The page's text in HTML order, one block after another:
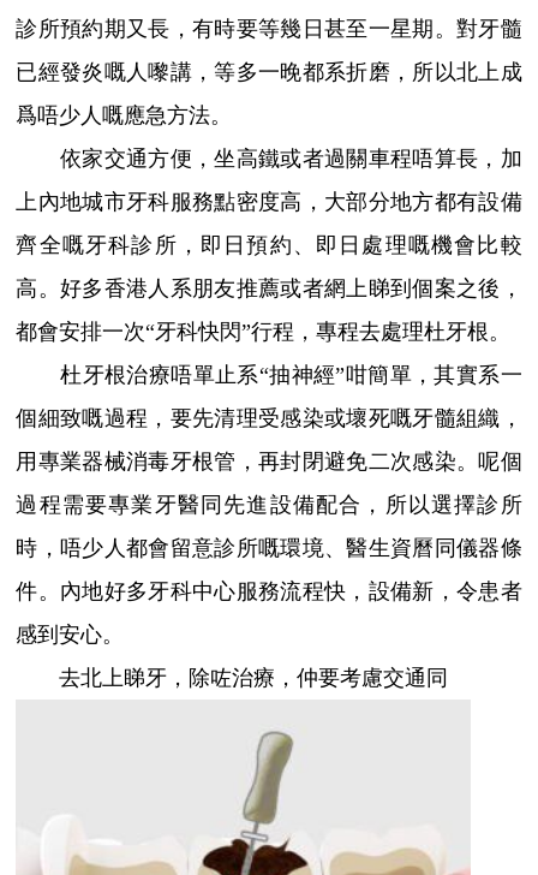
診所預約期又長，有時要等幾日甚至一星期。對牙髓
已經發炎嘅人嚟講，等多一晚都系折磨，所以北上成
爲唔少人嘅應急方法。
依家交通方便，坐高鐵或者過關車程唔算長，加
上內地城市牙科服務點密度高，大部分地方都有設備
齊全嘅牙科診所，即日預約、即日處理嘅機會比較
高。好多香港人系朋友推薦或者網上睇到個案之後，
都會安排一次“牙科快閃”行程，專程去處理杜牙根。
杜牙根治療唔單止系“抽神經”咁簡單，其實系一
個細致嘅過程，要先清理受感染或壞死嘅牙髓組織，
用專業器械消毒牙根管，再封閉避免二次感染。呢個
過程需要專業牙醫同先進設備配合，所以選擇診所
時，唔少人都會留意診所嘅環境、醫生資曆同儀器條
件。內地好多牙科中心服務流程快，設備新，令患者
感到安心。
去北上睇牙，除咗治療，仲要考慮交通同